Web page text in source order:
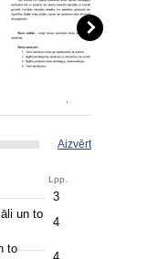
Aizvērt
Lpp.
3
un to
4
to